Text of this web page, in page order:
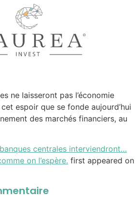
ne laisseront pas l’économie
cet espoir que se fonde aujourd’hui
des marchés financiers, au
centrales interviendront…
on l’espère. first appeared on